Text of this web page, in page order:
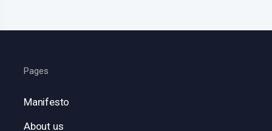
Pages
Manifesto
About us